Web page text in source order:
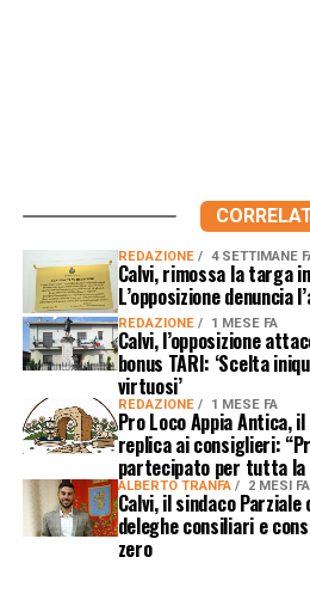
REDAZIONE 4 SETTIMANE
Calvi, rimossa la targa
L’opposizione denuncia
REDAZIONE 1 MESE FA
Calvi, l’opposizione
bonus TARI: ‘Scelta
virtuosi’
REDAZIONE 1 MESE FA
Pro Loco Appia Antica,
replica ai consiglieri:
partecipato per tutta la
ALBERTO TRANFA 2 MESI FA
Calvi, il sindaco
deleghe consiliari e
zero